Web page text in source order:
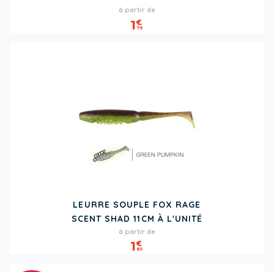
Prix
à partir de
1€
79
LEURRE SOUPLE FOX RAGE
SCENT SHAD 11CM À L'UNITÉ
Prix
à partir de
1€
80